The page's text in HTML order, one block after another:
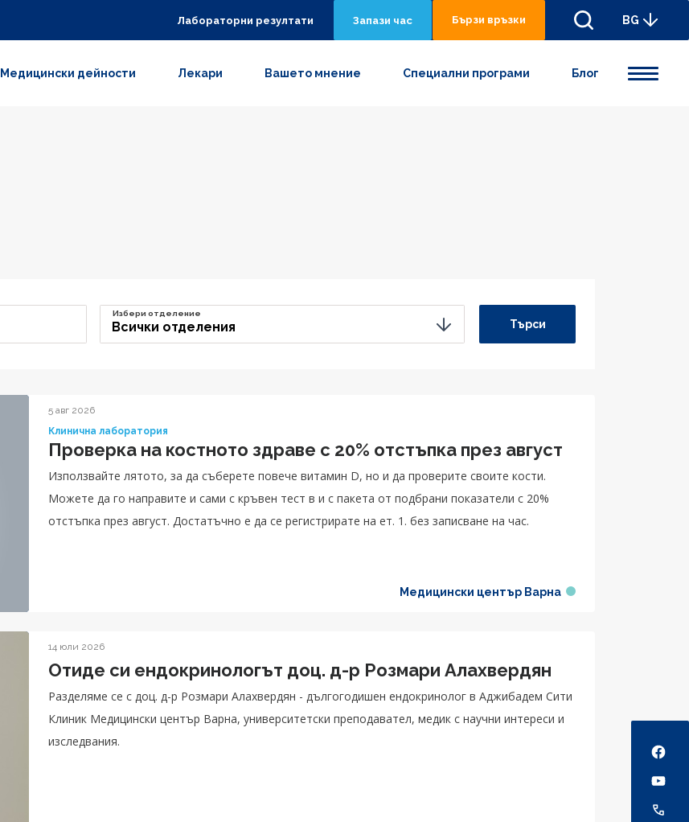
Лабораторни резултати Запази час Бързи връзки BG
Медицински дейности Лекари Вашето мнениe Специални програми Блог
Всички отделения
Избери отделение
Търси
5 авг 2026
Клинична лаборатория
Проверка на костното здраве с 20% отстъпка през август
Използвайте лятото, за да съберете повече витамин D, но и да проверите своите кости.
Можете да го направите и сами с кръвен тест в и с пакета от подбрани показатели с 20%
отстъпка през август. Достатъчно е да се регистрирате на ет. 1. без записване на час.
Медицински център Варна
14 юли 2026
Отиде си ендокринологът доц. д-р Розмари Алахвердян
Разделяме се с доц. д-р Розмари Алахвердян - дългогодишен ендокринолог в Аджибадем Сити
Клиник Медицински център Варна, университетски преподавател, медик с научни интереси и
изследвания.